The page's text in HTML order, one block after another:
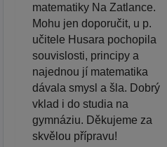
matematiky Na Zatlance.
Mohu jen doporučit, u p.
učitele Husara pochopila
souvislosti, principy a
najednou jí matematika
dávala smysl a šla. Dobrý
vklad i do studia na
gymnáziu. Děkujeme za
skvělou přípravu!